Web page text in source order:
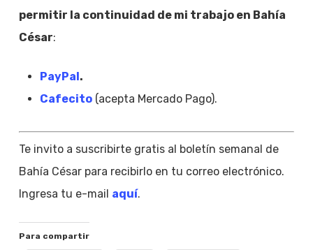
permitir la continuidad de mi trabajo en Bahía
César:
PayPal.
Cafecito(acepta Mercado Pago).
Te invito a suscribirte gratis al boletín semanal de
Bahía César para recibirlo en tu correo electrónico.
Ingresa tu e-mail aquí.
Para compartir